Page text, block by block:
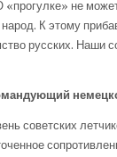
«прогулке» не
К этому
русских. Наши
советских